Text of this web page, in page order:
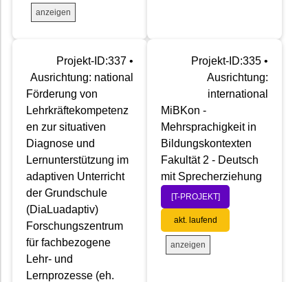
anzeigen
Projekt-ID:337 •
Ausrichtung: national
Förderung von
Lehrkräftekompetenz
en zur situativen
Diagnose und
Lernunterstützung im
adaptiven Unterricht
der Grundschule
(DiaLuadaptiv)
Forschungszentrum
für fachbezogene
Lehr- und
Lernprozesse (eh.
Projekt-ID:335 •
Ausrichtung:
international
MiBKon -
Mehrsprachigkeit in
Bildungskontexten
Fakultät 2 - Deutsch
mit Sprecherziehung
[T-PROJEKT]
akt. laufend
anzeigen